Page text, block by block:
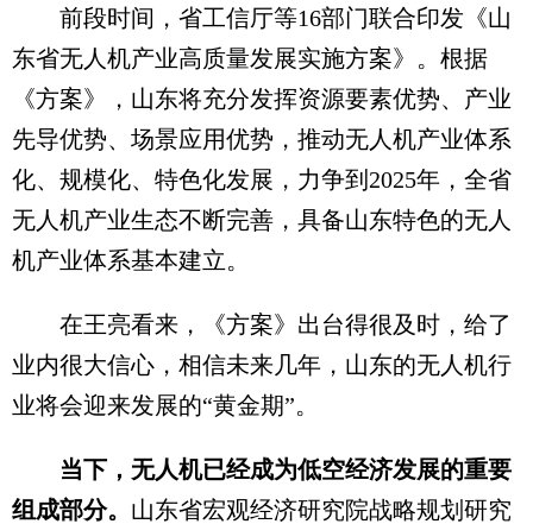
前段时间，省工信厅等16部门联合印发《山
东省无人机产业高质量发展实施方案》。根据
《方案》，山东将充分发挥资源要素优势、产业
先导优势、场景应用优势，推动无人机产业体系
化、规模化、特色化发展，力争到2025年，全省
无人机产业生态不断完善，具备山东特色的无人
机产业体系基本建立。
在王亮看来，《方案》出台得很及时，给了
业内很大信心，相信未来几年，山东的无人机行
业将会迎来发展的“黄金期”。
当下，无人机已经成为低空经济发展的重要
组成部分。 山东省宏观经济研究院战略规划研究